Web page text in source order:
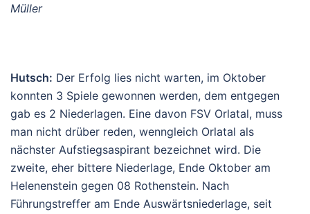
Müller
Hutsch: Der Erfolg lies nicht warten, im Oktober
konnten 3 Spiele gewonnen werden, dem entgegen
gab es 2 Niederlagen. Eine davon FSV Orlatal, muss
man nicht drüber reden, wenngleich Orlatal als
nächster Aufstiegsaspirant bezeichnet wird. Die
zweite, eher bittere Niederlage, Ende Oktober am
Helenenstein gegen 08 Rothenstein. Nach
Führungstreffer am Ende Auswärtsniederlage, seit